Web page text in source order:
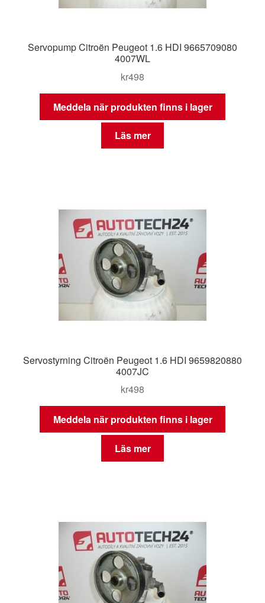
Servopump Citroën Peugeot 1.6 HDI 9665709080
4007WL
kr498
Meddela när produkten finns i lager
Läs mer
Servostyrning Citroën Peugeot 1.6 HDI 9659820880
4007JC
kr498
Meddela när produkten finns i lager
Läs mer